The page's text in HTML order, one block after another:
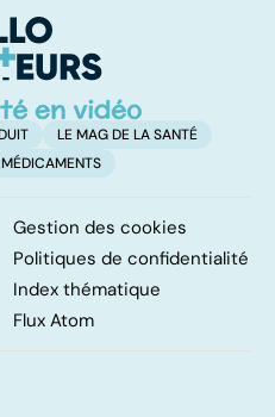
peau
LE MAG DE LA SANTÉ
MÉDICAMENTS
Gestion des cookies
Politiques de confidentialité
Index thématique
Flux Atom